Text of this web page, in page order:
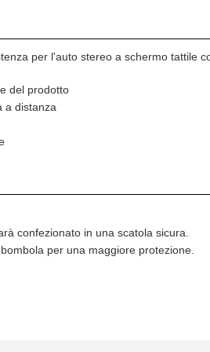
per l'auto stereo a schermo tattile
del prodotto
a distanza
confezionato in una scatola sicura.
per una maggiore protezione.